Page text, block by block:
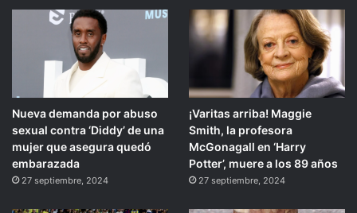
Nueva demanda por abuso
sexual contra ‘Diddy’ de una
mujer que asegura quedó
embarazada
27 septiembre, 2024
¡Varitas arriba! Maggie
Smith, la profesora
McGonagall en ‘Harry
Potter’, muere a los 89 años
27 septiembre, 2024